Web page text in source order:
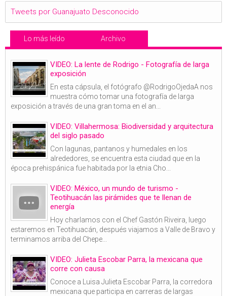
Tweets por Guanajuato Desconocido
Lo más leído Archivo
VIDEO: La lente de Rodrigo - Fotografía de larga
exposición
En esta cápsula, el fotógrafo @RodrigoOjedaA nos
muestra cómo tomar una fotografía de larga
exposición a través de una gran toma en el an...
VIDEO: Villahermosa: Biodiversidad y arquitectura
del siglo pasado
Con lagunas, pantanos y humedales en los
alrededores, se encuentra esta ciudad que en la
época prehispánica fue habitada por la etnia Cho...
VIDEO: México, un mundo de turismo -
Teotihuacán las pirámides que te llenan de
energía
Hoy charlamos con el Chef Gastón Riveira, luego
estaremos en Teotihuacán, después viajamos a Valle de Bravo y
terminamos arriba del Chepe...
VIDEO: Julieta Escobar Parra, la mexicana que
corre con causa
Conoce a Luisa Julieta Escobar Parra, la corredora
mexicana que participa en carreras de largas